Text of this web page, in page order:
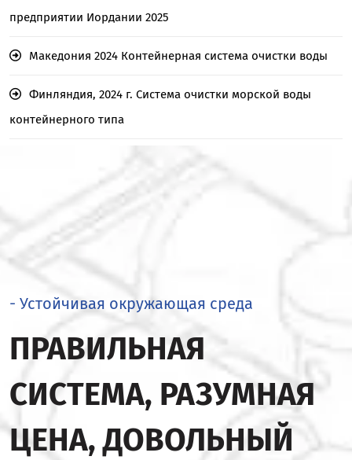
предприятии Иордании 2025
Македония 2024 Контейнерная система очистки воды
Финляндия, 2024 г. Система очистки морской воды
контейнерного типа
- Устойчивая окружающая среда
ПРАВИЛЬНАЯ
СИСТЕМА, РАЗУМНАЯ
ЦЕНА, ДОВОЛЬНЫЙ